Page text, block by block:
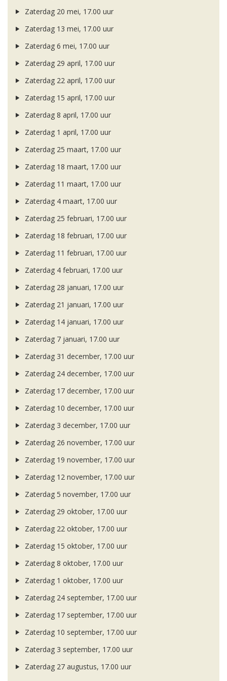
Zaterdag 20 mei, 17.00 uur
Zaterdag 13 mei, 17.00 uur
Zaterdag 6 mei, 17.00 uur
Zaterdag 29 april, 17.00 uur
Zaterdag 22 april, 17.00 uur
Zaterdag 15 april, 17.00 uur
Zaterdag 8 april, 17.00 uur
Zaterdag 1 april, 17.00 uur
Zaterdag 25 maart, 17.00 uur
Zaterdag 18 maart, 17.00 uur
Zaterdag 11 maart, 17.00 uur
Zaterdag 4 maart, 17.00 uur
Zaterdag 25 februari, 17.00 uur
Zaterdag 18 februari, 17.00 uur
Zaterdag 11 februari, 17.00 uur
Zaterdag 4 februari, 17.00 uur
Zaterdag 28 januari, 17.00 uur
Zaterdag 21 januari, 17.00 uur
Zaterdag 14 januari, 17.00 uur
Zaterdag 7 januari, 17.00 uur
Zaterdag 31 december, 17.00 uur
Zaterdag 24 december, 17.00 uur
Zaterdag 17 december, 17.00 uur
Zaterdag 10 december, 17.00 uur
Zaterdag 3 december, 17.00 uur
Zaterdag 26 november, 17.00 uur
Zaterdag 19 november, 17.00 uur
Zaterdag 12 november, 17.00 uur
Zaterdag 5 november, 17.00 uur
Zaterdag 29 oktober, 17.00 uur
Zaterdag 22 oktober, 17.00 uur
Zaterdag 15 oktober, 17.00 uur
Zaterdag 8 oktober, 17.00 uur
Zaterdag 1 oktober, 17.00 uur
Zaterdag 24 september, 17.00 uur
Zaterdag 17 september, 17.00 uur
Zaterdag 10 september, 17.00 uur
Zaterdag 3 september, 17.00 uur
Zaterdag 27 augustus, 17.00 uur